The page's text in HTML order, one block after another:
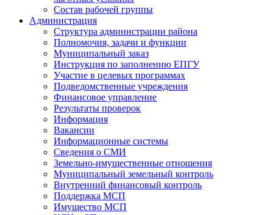
Состав рабочей группы
Администрация
Структура администрации района
Полномочия, задачи и функции
Муниципальный заказ
Инструкция по заполнению ЕПГУ
Участие в целевых программах
Подведомственные учреждения
Финансовое управление
Результаты проверок
Информация
Вакансии
Информационные системы
Сведения о СМИ
Земельно-имущественные отношения
Муниципальный земельный контроль
Внутренний финансовый контроль
Поддержка МСП
Имущество МСП